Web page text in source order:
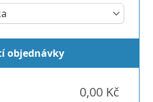
objednávky
0,00 Kč